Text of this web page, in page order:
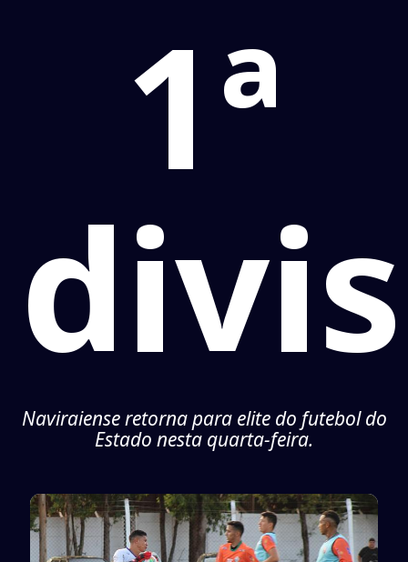
1ª
Naviraiense retorna para elite do futebol do
Estado nesta quarta-feira.